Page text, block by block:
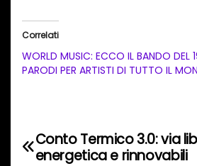
a
t
Correlati
WORLD MUSIC: ECCO IL BANDO DEL
PARODI PER ARTISTI DI TUTTO IL
NConto Termico 3.0: via
energetica e rinnovabili